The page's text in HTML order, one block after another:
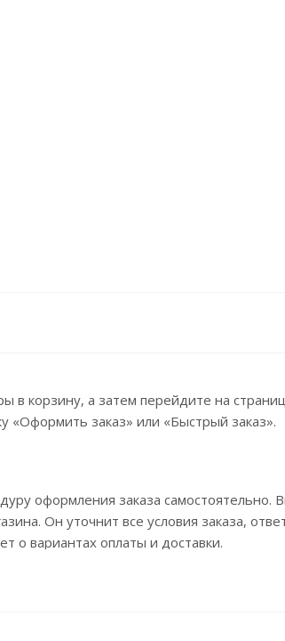
в корзину, а затем перейдите на
«Оформить заказ» или «Быстрый заказ».
оформления заказа самостоятельно.
Он уточнит все условия заказа,
о вариантах оплаты и доставки.